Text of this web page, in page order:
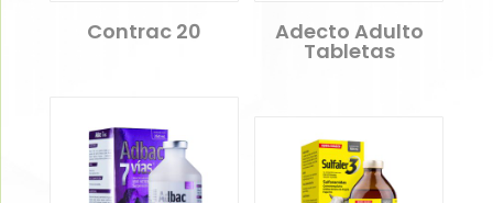
Contrac 20 Adecto Adulto
Tabletas